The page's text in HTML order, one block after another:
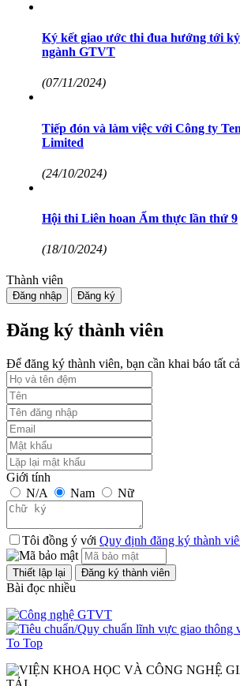
Ký kết giao ước thi đua hướng tới
ngành GTVT
(07/11/2024)
Tiếp đón và làm việc với Công ty
Limited
(24/10/2024)
Hội thi Liên hoan Ẩm thực lần thứ 9
(18/10/2024)
Thành viên
Đăng nhập Đăng ký
Đăng ký thành viên
Để đăng ký thành viên, bạn cần khai báo tất
Giới tính
N/A
Nam Nữ
Tôi đồng ý với Quy định đăng ký thành
Bài đọc nhiều
To Top